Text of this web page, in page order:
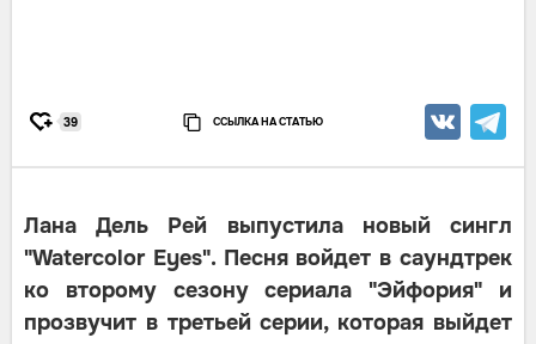
39 ССЫЛКА НА СТАТЬЮ
Лана Дель Рей выпустила новый сингл
"Watercolor Eyes". Песня войдет в саундтрек
ко второму сезону сериала "Эйфория" и
прозвучит в третьей серии, которая выйдет